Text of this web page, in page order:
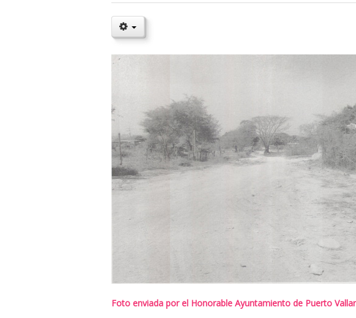
Foto enviada por el Honorable Ayuntamiento de Puerto